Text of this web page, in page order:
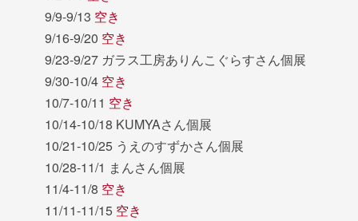
9/9-9/13 空き
9/16-9/20 空き
9/23-9/27 ガラス工房ありんこぐらすさん個展
9/30-10/4 空き
10/7-10/11 空き
10/14-10/18 KUMYAさん個展
10/21-10/25 うえのすずかさん個展
10/28-11/1 まんさん個展
11/4-11/8 空き
11/11-11/15 空き